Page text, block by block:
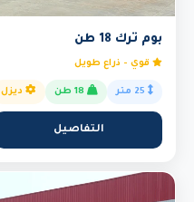
بوم ترك 18 طن
قوي - ذراع طويل
ديزل
التفاصيل